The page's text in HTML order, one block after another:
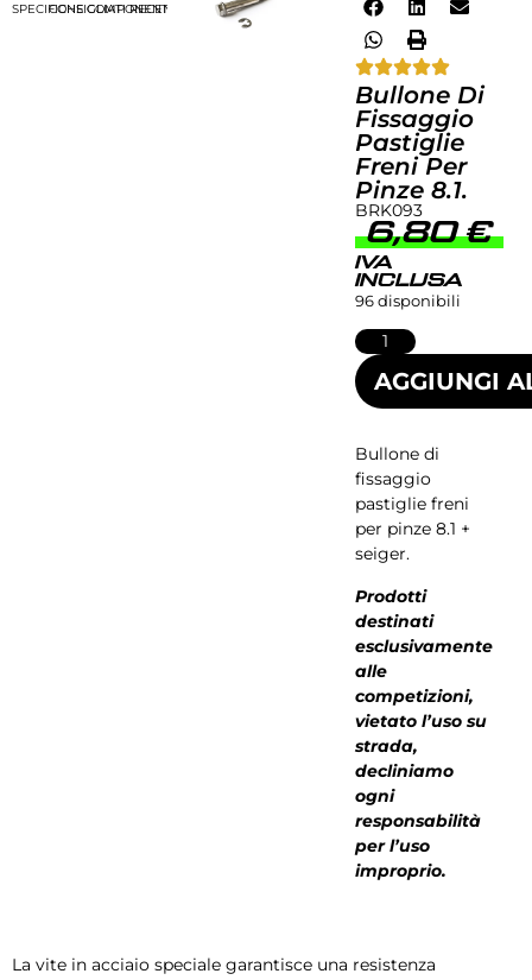
SPECIFICHECONSIGLIATICOMPONENTI
RECENSIONI
Bullone Di
Fissaggio
Pastiglie
Freni Per
Pinze 8.1.
BRK093
6,80€
IVA
INCLUSA
96 disponibili
AGGIUNGI
Bullone di
fissaggio
pastiglie freni
per pinze 8.1 +
seiger.
Prodotti
destinati
esclusivamente
alle
competizioni,
vietato l’uso su
strada,
decliniamo
ogni
responsabilità
per l’uso
improprio.
La vite in acciaio speciale garantisce una resistenza